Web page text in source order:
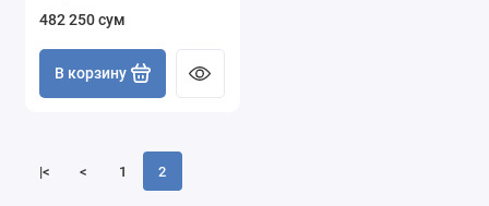
482 250 сум
В корзину
|< < 1 2